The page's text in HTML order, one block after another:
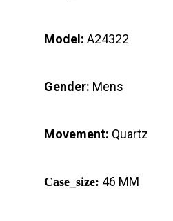
Model: A24322
Gender: Mens
Movement: Quartz
Case_size: 46 MM